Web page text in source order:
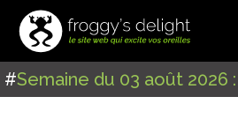
#Semaine du 03 août 2026